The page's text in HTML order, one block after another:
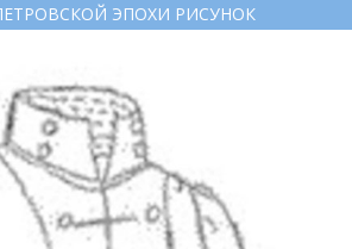
ЭПОХИ РИСУНОК